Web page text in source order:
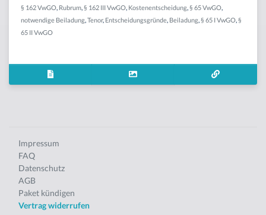
§ 162 VwGO Rubrum § 162 III VwGO Kostenentscheidung § 65 VwGO
notwendige Beiladung Tenor, Entscheidungsgründe Beiladung § 65 I VwGO §
65 II VwGO
Impressum
FAQ
Datenschutz
AGB
Paket kündigen
Vertrag widerrufen